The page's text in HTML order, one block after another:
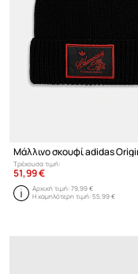
Τρέχουσα τιμή:
51,99 €
Αρχική τιμή:79,99 €
Η χαμηλότερη τιμή:55,99 €